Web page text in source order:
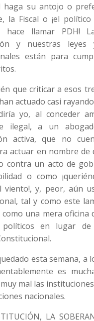
haga su antojo o
la Fiscal o ¡el
hace llamar PDH!
y nuestras leyes
están para
que criticar a esos
actuado casi
yo, al conceder
ilegal, a un
activa, que no
actuar en nombre de
contra un acto de
o como
viento!, y, peor, aún
tal y como este
una mera oficina
políticos en lugar
esta semana, a
es
mal las
nacionales.
LA